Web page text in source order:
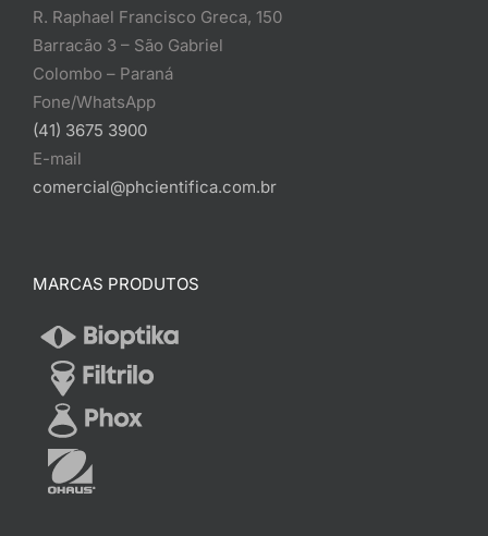
R. Raphael Francisco Greca, 150
Barracão 3 – São Gabriel
Colombo – Paraná
Fone/WhatsApp
(41) 3675 3900
E-mail
comercial@phcientifica.com.br
MARCAS PRODUTOS